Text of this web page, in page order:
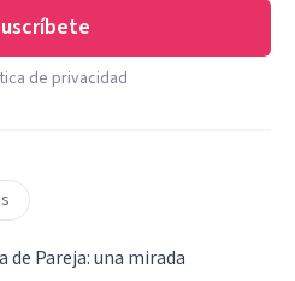
de privacidad
de Pareja: una mirada